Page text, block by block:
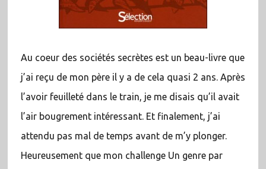
Au coeur des sociétés secrètes est un beau-livre que
j’ai reçu de mon père il y a de cela quasi 2 ans. Après
l’avoir feuilleté dans le train, je me disais qu’il avait
l’air bougrement intéressant. Et finalement, j’ai
attendu pas mal de temps avant de m’y plonger.
Heureusement que mon challenge Un genre par